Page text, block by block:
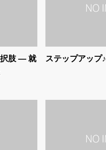
択肢 ― 就
ステップアップ♪